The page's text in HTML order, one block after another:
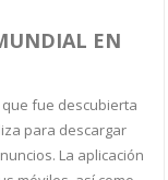
EN
fue descubierta
para descargar
La aplicación